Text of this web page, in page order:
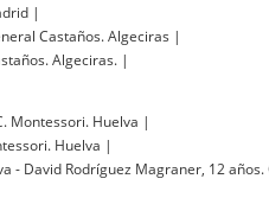
|
Castaños. Algeciras |
Algeciras. |
Montessori. Huelva |
Huelva |
- David Rodríguez Magraner, 12